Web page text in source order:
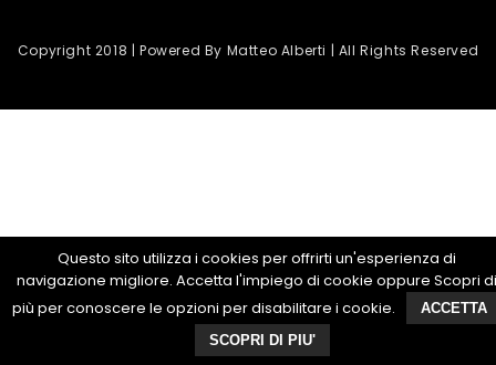
Copyright 2018 | Powered By Matteo Alberti | All Rights Reserved
Questo sito utilizza i cookies per offrirti un'esperienza di
navigazione migliore. Accetta l'impiego di cookie oppure Scopri di
più per conoscere le opzioni per disabilitare i cookie.
ACCETTA
SCOPRI DI PIU'